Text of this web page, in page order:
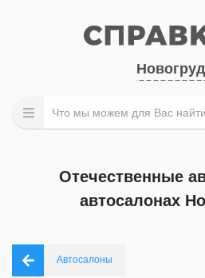
Отечественные
автосалонах
Автосалоны